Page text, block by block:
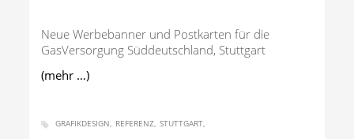
Neue Werbebanner und Postkarten für die
GasVersorgung Süddeutschland, Stuttgart
(mehr …)
GRAFIKDESIGN REFERENZ STUTTGART